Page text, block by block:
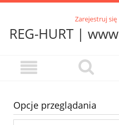
Zarejestruj się
REG-HURT |
Opcje przeglądania